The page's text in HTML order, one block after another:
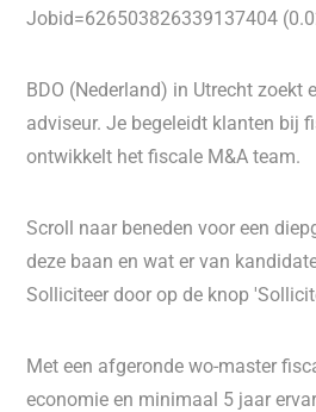
Jobid=626503826339137404
BDO (Nederland) in Utrecht zoekt
adviseur. Je begeleidt klanten bij
ontwikkelt het fiscale M&A team.
Scroll naar beneden voor een
deze baan en wat er van
Solliciteer door op de knop
Met een afgeronde wo-master
economie en minimaal 5 jaar